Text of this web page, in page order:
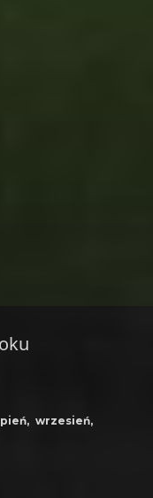
wrzesień,